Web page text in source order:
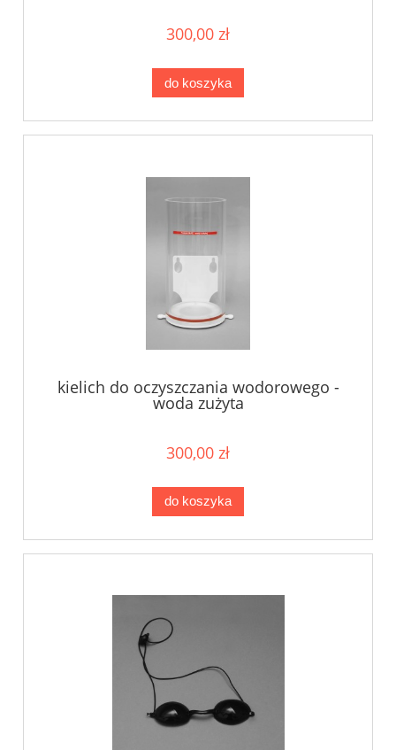
300,00 zł
do koszyka
kielich do oczyszczania wodorowego -
woda zużyta
300,00 zł
do koszyka